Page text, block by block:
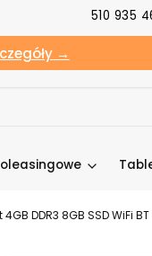
510 935
→
DDR3 8GB SSD WiFi